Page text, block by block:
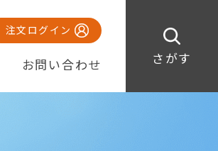
さがす
注文ログイン
お問い合わせ